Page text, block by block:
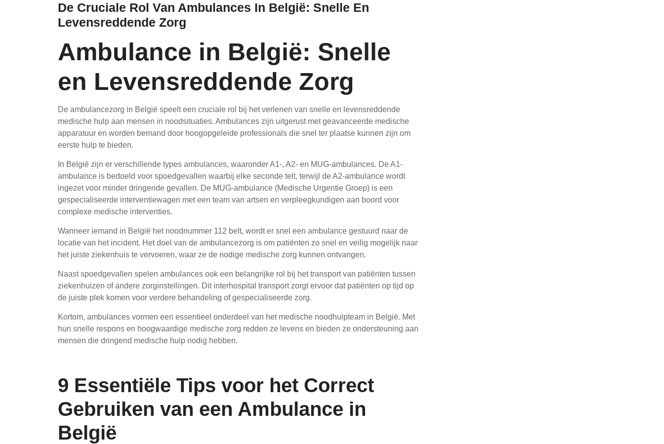
De Cruciale Rol Van Ambulances In België: Snelle En
Levensreddende Zorg
Ambulance in België: Snelle
en Levensreddende Zorg
De ambulancezorg in België speelt een cruciale rol bij het verlenen van snelle en levensreddende
medische hulp aan mensen in noodsituaties. Ambulances zijn uitgerust met geavanceerde medische
apparatuur en worden bemand door hoogopgeleide professionals die snel ter plaatse kunnen zijn om
eerste hulp te bieden.
In België zijn er verschillende types ambulances, waaronder A1-, A2- en MUG-ambulances. De A1-
ambulance is bedoeld voor spoedgevallen waarbij elke seconde telt, terwijl de A2-ambulance wordt
ingezet voor minder dringende gevallen. De MUG-ambulance (Medische Urgentie Groep) is een
gespecialiseerde interventiewagen met een team van artsen en verpleegkundigen aan boord voor
complexe medische interventies.
Wanneer iemand in België het noodnummer 112 belt, wordt er snel een ambulance gestuurd naar de
locatie van het incident. Het doel van de ambulancezorg is om patiënten zo snel en veilig mogelijk naar
het juiste ziekenhuis te vervoeren, waar ze de nodige medische zorg kunnen ontvangen.
Naast spoedgevallen spelen ambulances ook een belangrijke rol bij het transport van patiënten tussen
ziekenhuizen of andere zorginstellingen. Dit interhospital transport zorgt ervoor dat patiënten op tijd op
de juiste plek komen voor verdere behandeling of gespecialiseerde zorg.
Kortom, ambulances vormen een essentieel onderdeel van het medische noodhulpteam in België. Met
hun snelle respons en hoogwaardige medische zorg redden ze levens en bieden ze ondersteuning aan
mensen die dringend medische hulp nodig hebben.
9 Essentiële Tips voor het Correct
Gebruiken van een Ambulance in
België